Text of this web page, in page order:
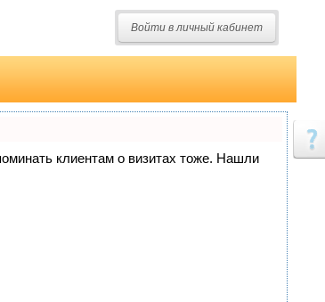
Войти в личный кабинет
клиентам о визитах тоже. Нашли